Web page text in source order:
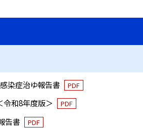
染症治ゆ報告書 PDF
令和8年度版＞ PDF
告書 PDF